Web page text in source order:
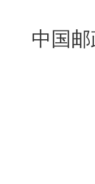
中国